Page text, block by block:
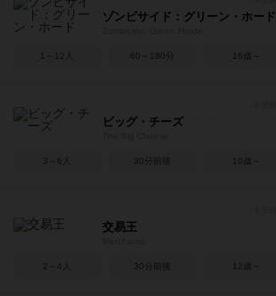
ゾンビサイド：グリーン・ホード
1～12人 60～180分 16歳～
ビッグ・チーズ
3～6人 30分前後 10歳～
交易王
2～4人 30分前後 12歳～